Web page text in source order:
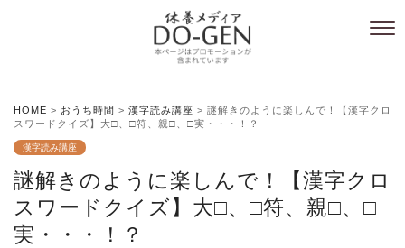
HOME > おうち時間 > 漢字読み講座 > 謎解きのように楽しんで！【漢字クロ
スワードクイズ】大□、□符、親□、□実・・・！？
漢字読み講座
謎解きのように楽しんで！【漢字クロ
スワードクイズ】大□、□符、親□、□
実・・・！？